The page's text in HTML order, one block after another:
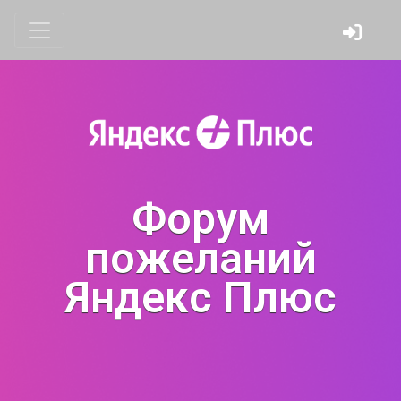
Форум
пожеланий
Яндекс Плюс